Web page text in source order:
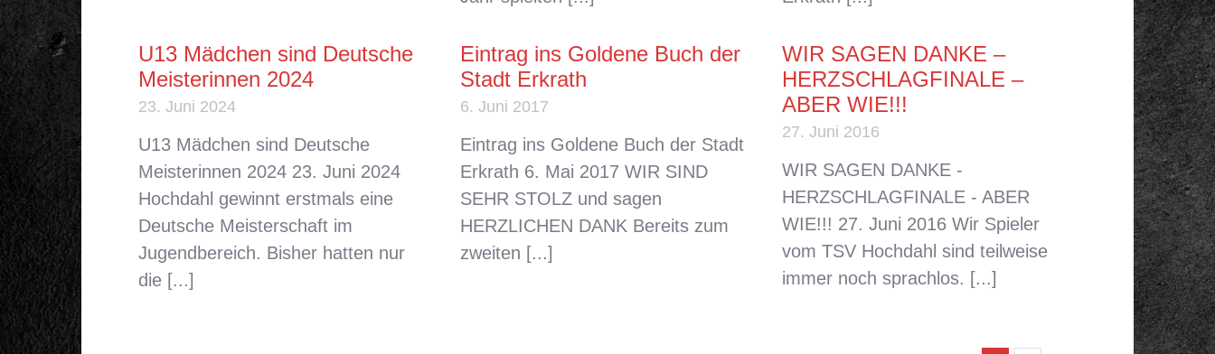
U13 Mädchen sind Deutsche
Meisterinnen 2024
23. Juni 2024
U13 Mädchen sind Deutsche
Meisterinnen 2024 23. Juni 2024
Hochdahl gewinnt erstmals eine
Deutsche Meisterschaft im
Jugendbereich. Bisher hatten nur
die [...]
Eintrag ins Goldene Buch der
Stadt Erkrath
6. Juni 2017
Eintrag ins Goldene Buch der Stadt
Erkrath 6. Mai 2017 WIR SIND
SEHR STOLZ und sagen
HERZLICHEN DANK Bereits zum
zweiten [...]
WIR SAGEN DANKE –
HERZSCHLAGFINALE –
ABER WIE!!!
27. Juni 2016
WIR SAGEN DANKE -
HERZSCHLAGFINALE - ABER
WIE!!! 27. Juni 2016 Wir Spieler
vom TSV Hochdahl sind teilweise
immer noch sprachlos. [...]